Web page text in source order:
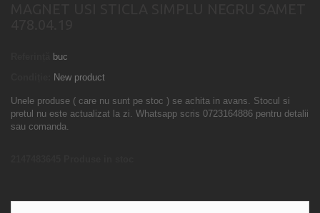
buc
New product
Unele produse ( care nu sunt pe stoc ) se achita in avans. Stocul si
pretul nu este actualizat la zi. Whatsapp scris 0723164886 pentru detalii
sau comanda.